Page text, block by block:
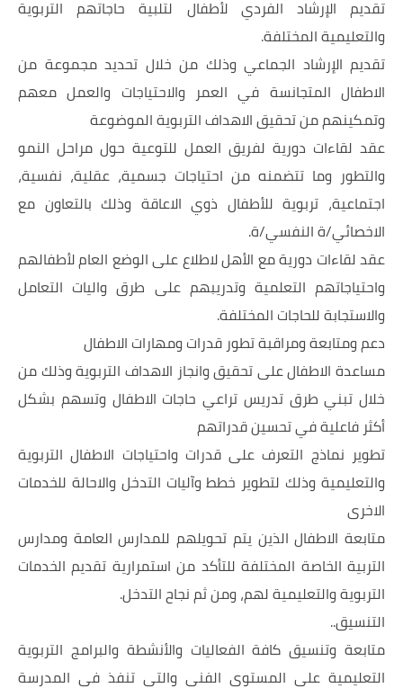
تقديم الإرشاد الفردي لأطفال لتلبية حاجاتهم التربوية
والتعليمية المختلفة.
تقديم الإرشاد الجماعي وذلك من خلال تحديد مجموعة من
الاطفال المتجانسة في العمر والاحتياجات والعمل معهم
وتمكينهم من تحقيق الاهداف التربوية الموضوعة
عقد لقاءات دورية لفريق العمل للتوعية حول مراحل النمو
والتطور وما تتضمنه من احتياجات جسمية، عقلية، نفسية،
اجتماعية، تربوية للأطفال ذوي الاعاقة وذلك بالتعاون مع
الاخصائي/ة النفسي/ة.
عقد لقاءات دورية مع الأهل لاطلاع على الوضع العام لأطفالهم
واحتياجاتهم التعلمية وتدريبهم على طرق واليات التعامل
والاستجابة للحاجات المختلفة.
دعم ومتابعة ومراقبة تطور قدرات ومهارات الاطفال
مساعدة الاطفال على تحقيق وانجاز الاهداف التربوية وذلك من
خلال تبني طرق تدريس تراعي حاجات الاطفال وتسهم بشكل
أكثر فاعلية في تحسين قدراتهم
تطوير نماذج التعرف على قدرات واحتياجات الاطفال التربوية
والتعليمية وذلك لتطوير خطط وآليات التدخل والاحالة للخدمات
الاخرى
متابعة الاطفال الذين يتم تحويلهم للمدارس العامة ومدارس
التربية الخاصة المختلفة للتأكد من استمرارية تقديم الخدمات
التربوية والتعليمية لهم، ومن ثم نجاح التدخل.
التنسيق..
متابعة وتنسيق كافة الفعاليات والأنشطة والبرامج التربوية
التعليمية على المستوي الفني والتي تنفذ في المدرسة